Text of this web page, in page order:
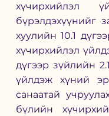
хүчирхийлэл
бүрэлдэхүүнийг
хуулийн 10.1
хүчирхийлэл
дүгээр зүйлийн
үйлдэж хүний
санаатай
бүлийн